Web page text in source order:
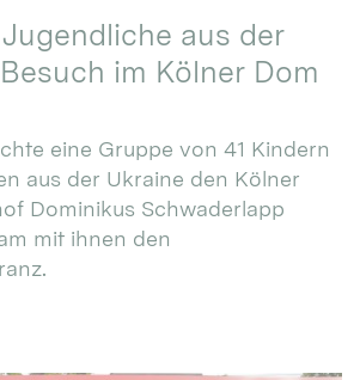
aus der
im Kölner Dom
eine Gruppe von 41 Kindern
aus der Ukraine den Kölner
Dominikus Schwaderlapp
mit ihnen den